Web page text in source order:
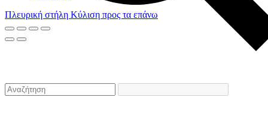
Πλευρική στήλη Κύλιση προς τα επάνω